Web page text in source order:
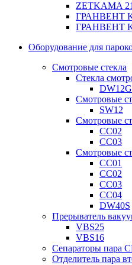
ZETKAMA
ГРАНВЕНТ
ГРАНВЕНТ
Оборудование для
Смотровые стекла
Стекла
DW12G
Смотровые
SW12
Смотровые
СС02
СС03
Смотровые
СС01
СС02
СС03
СС04
DW40S
Прерыватель
VBS25
VBS16
Сепараторы пара
Отделитель пара